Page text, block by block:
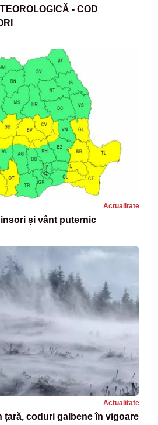
- COD
Actualitate
și vânt puternic
Actualitate
țară, coduri galbene în vigoare